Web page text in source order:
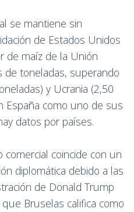
se mantiene sin
de Estados Unidos
de maíz de la Unión
de toneladas, superando
y Ucrania (2,50
España como uno de sus
datos por países.
comercial coincide con un
diplomática debido a las
de Donald Trump
Bruselas califica como